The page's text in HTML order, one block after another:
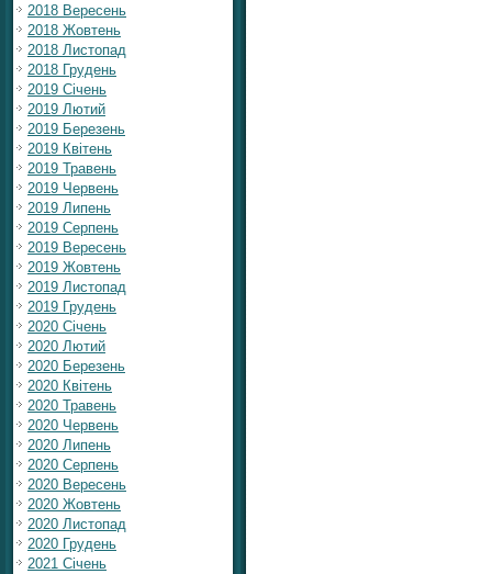
2018 Вересень
2018 Жовтень
2018 Листопад
2018 Грудень
2019 Січень
2019 Лютий
2019 Березень
2019 Квітень
2019 Травень
2019 Червень
2019 Липень
2019 Серпень
2019 Вересень
2019 Жовтень
2019 Листопад
2019 Грудень
2020 Січень
2020 Лютий
2020 Березень
2020 Квітень
2020 Травень
2020 Червень
2020 Липень
2020 Серпень
2020 Вересень
2020 Жовтень
2020 Листопад
2020 Грудень
2021 Січень